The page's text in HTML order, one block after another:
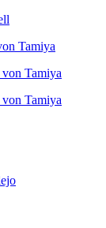
Tamiya
Tamiya
Tamiya